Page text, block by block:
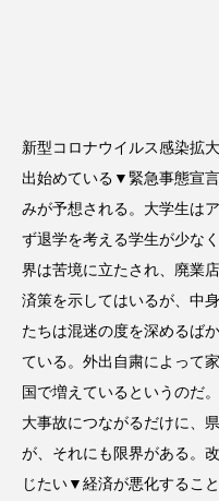
新型コロナウイルス感染拡
出始めている▼緊急事態宣
みが予想される。大学生は
ず退学を考える学生が少な
界は苦境に立たされ、廃業
済策を示してはいるが、中
たちは混迷の度を深めるば
ている。外出自粛によって
国で増えているというのだ
大事故につながるだけに、
が、それにも限界がある。
じたい▼経済が悪化するこ